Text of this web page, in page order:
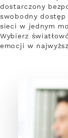
dostarczony
swobodny
sieci w jednym
Wybierz
emocji w